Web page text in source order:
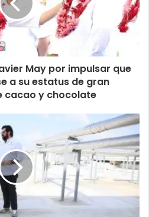
May por impulsar que
a su estatus de gran
cacao y chocolate